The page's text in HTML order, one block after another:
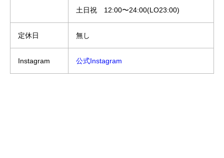
土日祝 12:00〜24:00(LO23:00)
定休日 無し
Instagram 公式Instagram